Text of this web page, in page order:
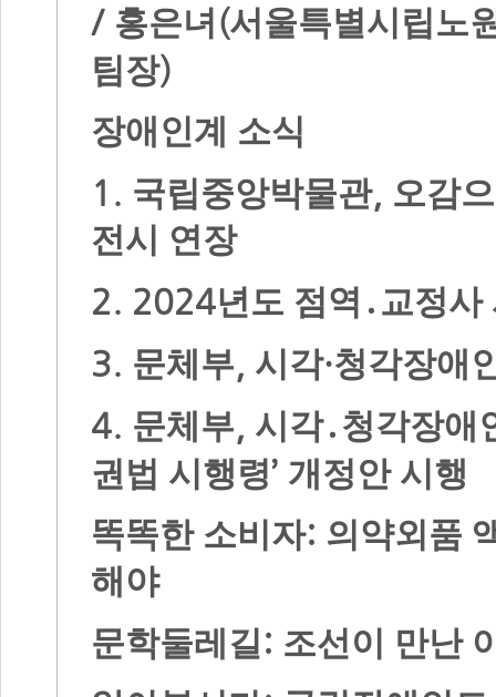
/ 홍은녀(서울특별시립노
팀장)
장애인계 소식
1. 국립중앙박물관, 오감
전시 연장
2. 2024년도 점역 ․ 교정사
3. 문체부, 시각·청각장애
4. 문체부, 시각․청각장애
권법 시행령’ 개정안 시행
똑똑한 소비자: 의약외품
해야
문학둘레길: 조선이 만난